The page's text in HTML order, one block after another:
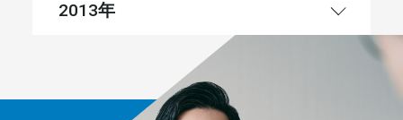
2013年